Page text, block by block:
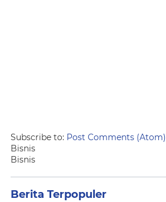
Subscribe to: Post Comments (Atom)
Bisnis
Bisnis
Berita Terpopuler